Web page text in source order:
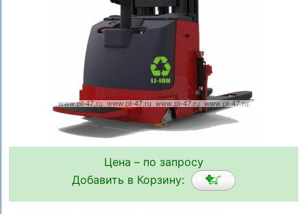
Цена – по запросу
Добавить в Корзину: